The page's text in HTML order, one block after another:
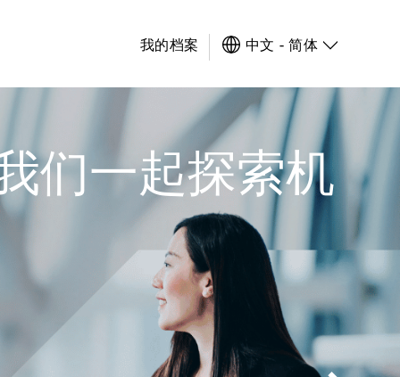
我的档案 中文 - 简体
们一起探索机